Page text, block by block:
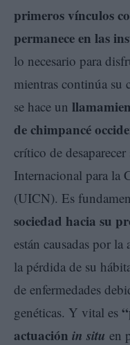
primeros vínculos
permanece en las
lo necesario para
mientras continúa su
se hace un
de chimpancé
crítico de
Internacional para la
(UICN). Es
sociedad hacia su
están causadas por
la pérdida de su
de enfermedades
genéticas. Y vital es
actuación in situ en